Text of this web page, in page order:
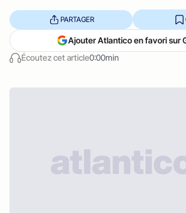
Écoutez cet article0:00min
PARTAGER
Ajouter Atlantico en favori sur